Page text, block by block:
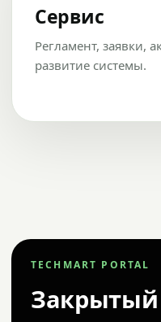
Сервис
Регламент, заявки,
развитие системы.
TECHMART PORTAL
Закрытый